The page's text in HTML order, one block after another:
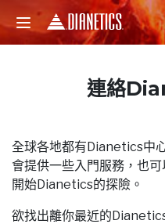
連絡
全球各地都有Dianetics中
會提供一些入門服務，也
開始Dianetics的探險。
欲找出離你最近的